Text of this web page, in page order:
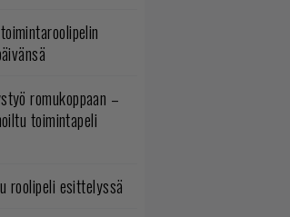
romukoppaan –
toimintapeli
roolipeli esittelyssä